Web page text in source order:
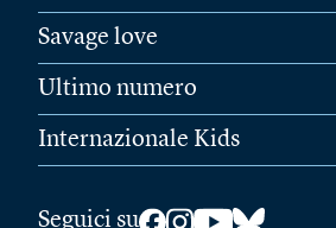
Savage love
Ultimo numero
Internazionale Kids
Seguici su